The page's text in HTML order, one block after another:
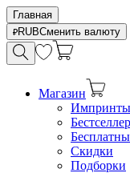
Главная
RUBСменить валюту
Магазин
Импринты
Скидки
Подборки